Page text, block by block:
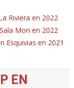
Riviera en 2022
Mon en 2022
Esquivias en 2021
EN